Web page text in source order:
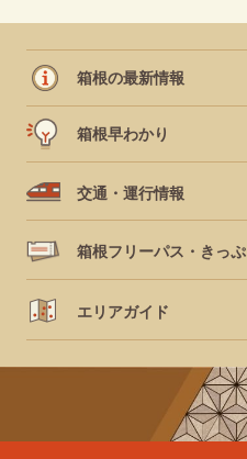
箱根の最新情報
箱根早わかり
交通・運行情報
箱根フリーパス・きっぷ
エリアガイド